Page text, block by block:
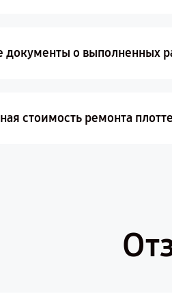
о выполненных
стоимость ремонта